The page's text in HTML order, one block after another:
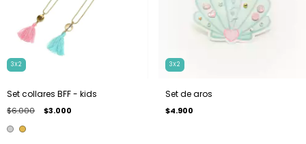
3X2
Set collares BFF - kids
$6.000 $3.000
3X2
Set de aros
$4.900